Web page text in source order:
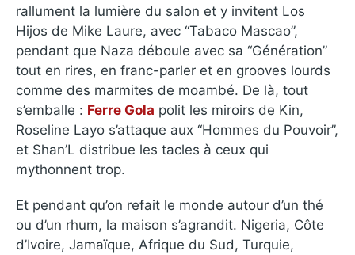
rallument la lumière du salon et y invitent Los
Hijos de Mike Laure, avec “Tabaco Mascao”,
pendant que Naza déboule avec sa “Génération”
tout en rires, en franc-parler et en grooves lourds
comme des marmites de moambé. De là, tout
s’emballe : Ferre Gola polit les miroirs de Kin,
Roseline Layo s’attaque aux “Hommes du Pouvoir”,
et Shan’L distribue les tacles à ceux qui
mythonnent trop.
Et pendant qu’on refait le monde autour d’un thé
ou d’un rhum, la maison s’agrandit. Nigeria, Côte
d’Ivoire, Jamaïque, Afrique du Sud, Turquie,